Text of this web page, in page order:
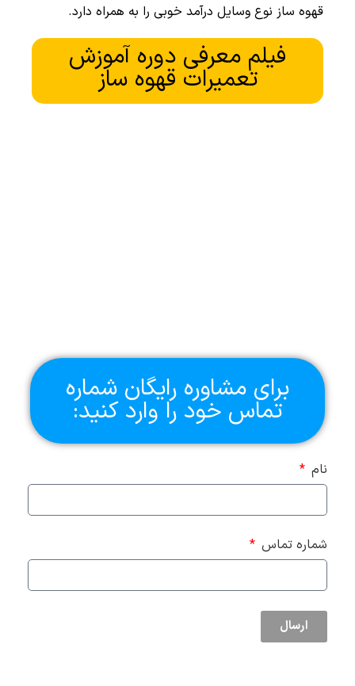
قهوه ساز نوع وسایل درآمد خوبی را به همراه دارد.
فیلم معرفی دوره آموزش
تعمیرات قهوه ساز
برای مشاوره رایگان شماره
تماس خود را وارد کنید:
نام
شماره تماس
ارسال